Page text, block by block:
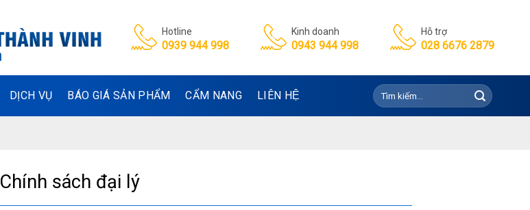
Hotline
0939 944 998
Kinh doanh
0943 944 998
Hỗ trợ
028 6676 2879
DỊCH VỤ BÁO GIÁ SẢN PHẨM CẨM NANG LIÊN HỆ
Tìm
kiếm:
Chính sách đại lý